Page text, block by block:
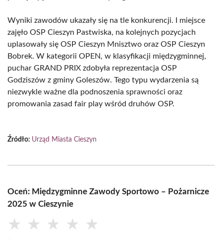
Wyniki zawodów ukazały się na tle konkurencji. I miejsce
zajęło OSP Cieszyn Pastwiska, na kolejnych pozycjach
uplasowały się OSP Cieszyn Mnisztwo oraz OSP Cieszyn
Bobrek. W kategorii OPEN, w klasyfikacji międzygminnej,
puchar GRAND PRIX zdobyła reprezentacja OSP
Godziszów z gminy Goleszów. Tego typu wydarzenia są
niezwykle ważne dla podnoszenia sprawności oraz
promowania zasad fair play wśród druhów OSP.
Źródło: Urząd Miasta Cieszyn
Oceń: Międzygminne Zawody Sportowo – Pożarnicze
2025 w Cieszynie
★ ★ ★ ★ ★